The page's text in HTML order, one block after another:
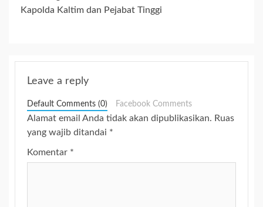
Kapolda Kaltim dan Pejabat Tinggi
Leave a reply
Default Comments (0) Facebook Comments
Alamat email Anda tidak akan dipublikasikan. Ruas
yang wajib ditandai *
Komentar *